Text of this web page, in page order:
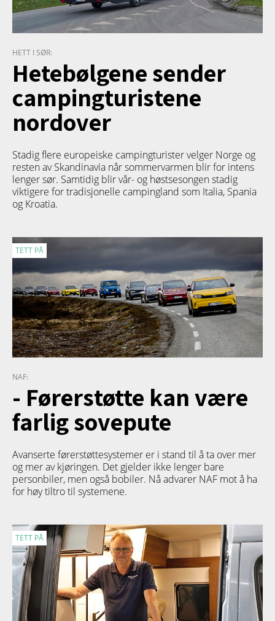
HETT I SØR:
Hetebølgene sender
campingturistene
nordover
Stadig flere europeiske campingturister velger Norge og
resten av Skandinavia når sommervarmen blir for intens
lenger sør. Samtidig blir vår- og høstsesongen stadig
viktigere for tradisjonelle campingland som Italia, Spania
og Kroatia.
TETT PÅ
NAF:
- Førerstøtte kan være
farlig sovepute
Avanserte førerstøttesystemer er i stand til å ta over mer
og mer av kjøringen. Det gjelder ikke lenger bare
personbiler, men også bobiler. Nå advarer NAF mot å ha
for høy tiltro til systemene.
TETT PÅ